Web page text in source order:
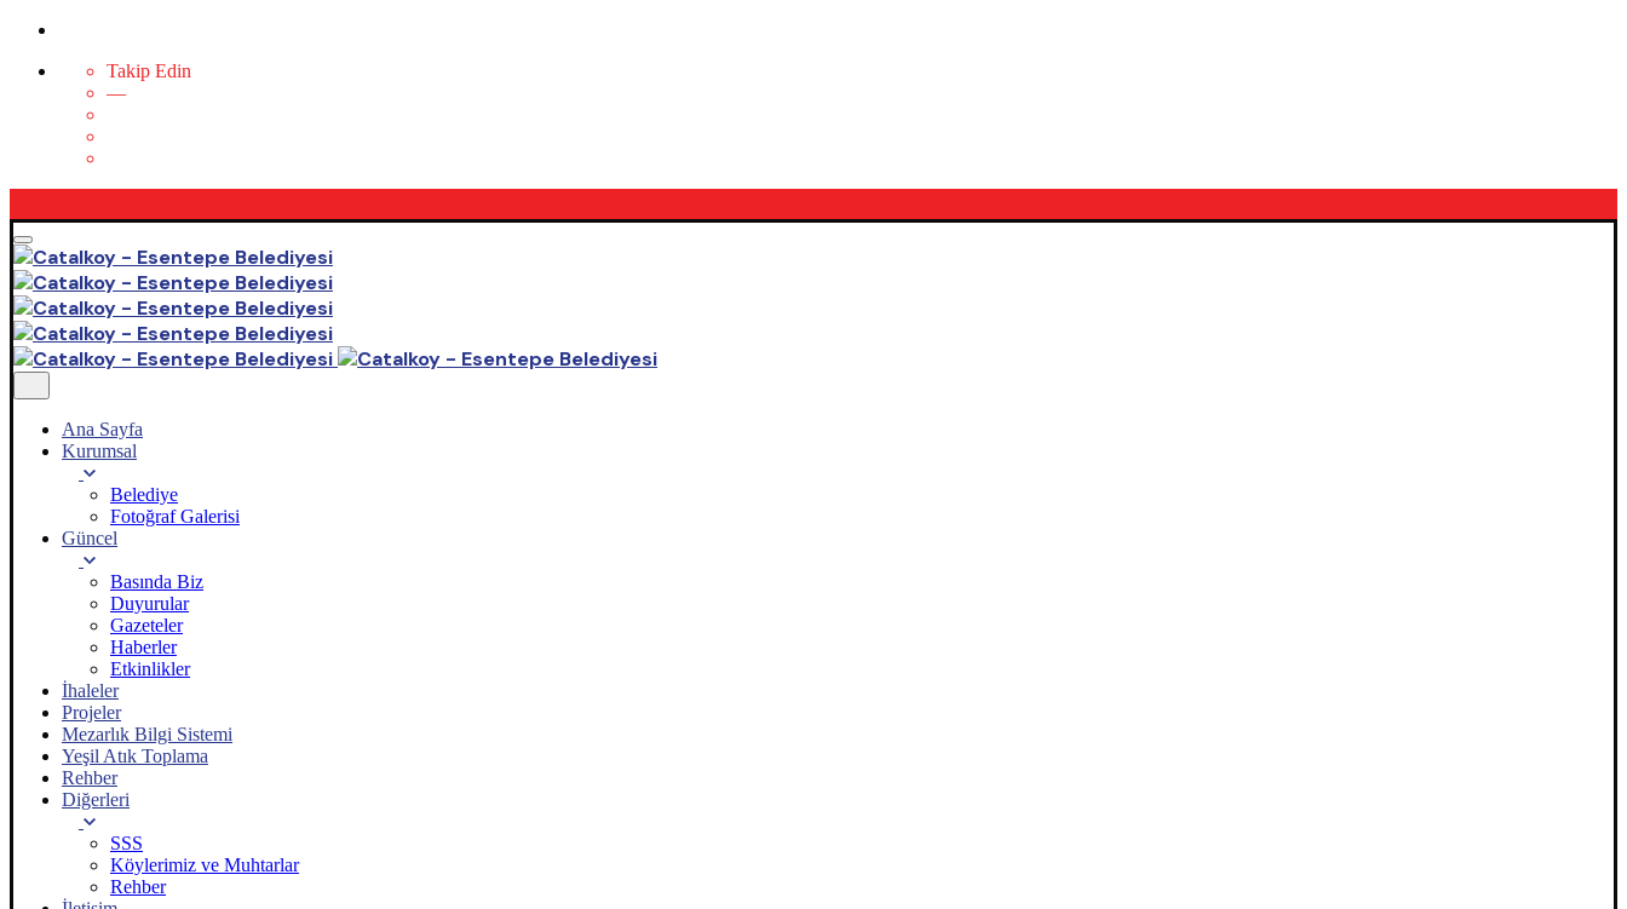
Takip Edin
—
Ana Sayfa
Kurumsal
Belediye
Fotoğraf Galerisi
Güncel
Basında Biz
Duyurular
Gazeteler
Haberler
Etkinlikler
İhaleler
Projeler
Mezarlık Bilgi Sistemi
Yeşil Atık Toplama
Rehber
Diğerleri
SSS
Köylerimiz ve Muhtarlar
Rehber